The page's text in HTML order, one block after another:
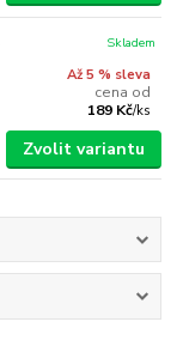
Až 5 % sleva
cena od
189 Kč/ks
Skladem
Zvolit variantu